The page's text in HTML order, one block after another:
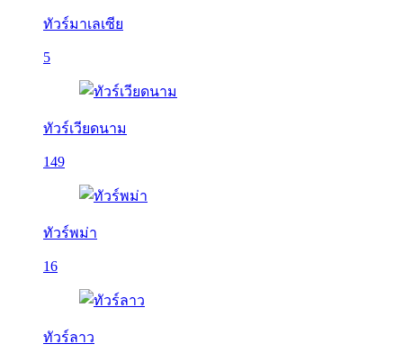
ทัวร์มาเลเซีย
5
ทัวร์เวียดนาม
149
ทัวร์พม่า
16
ทัวร์ลาว